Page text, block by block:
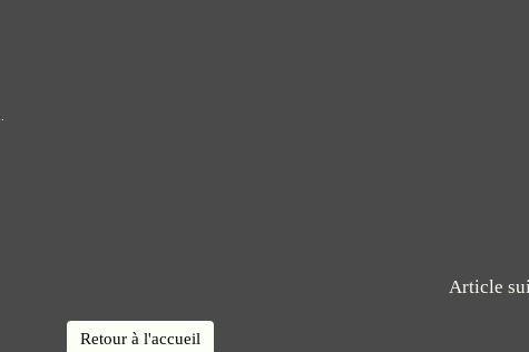
Article
Retour à l'accueil